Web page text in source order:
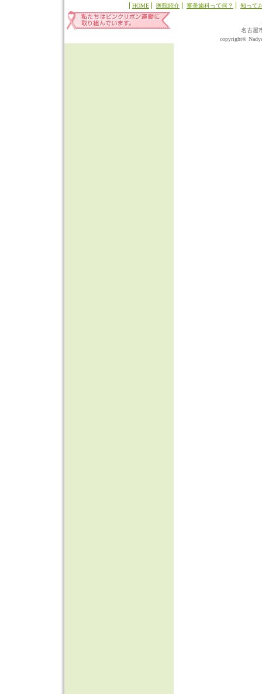
HOME 医院紹介 審美歯科って何？ 知って
名古屋
copyright©